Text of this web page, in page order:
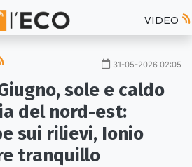
VIDEO
31-05-2026 02:05
sole e caldo
del nord-est:
sui rilievi, Ionio
tranquillo